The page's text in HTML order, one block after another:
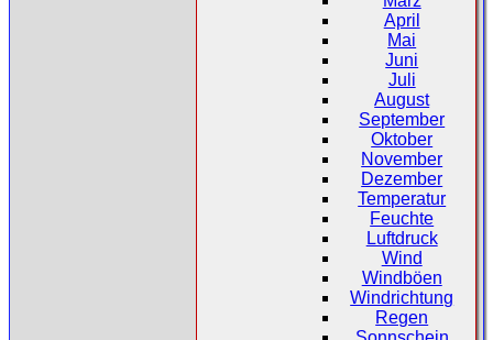
April
Mai
Juni
Juli
August
September
Oktober
November
Dezember
Temperatur
Feuchte
Luftdruck
Wind
Windböen
Windrichtung
Regen